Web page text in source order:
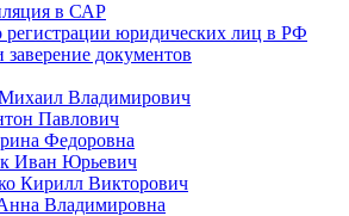
в САР
регистрации юридических лиц в РФ
заверение документов
Владимирович
Павлович
Федоровна
Иван Юрьевич
Кирилл Викторович
Владимировна